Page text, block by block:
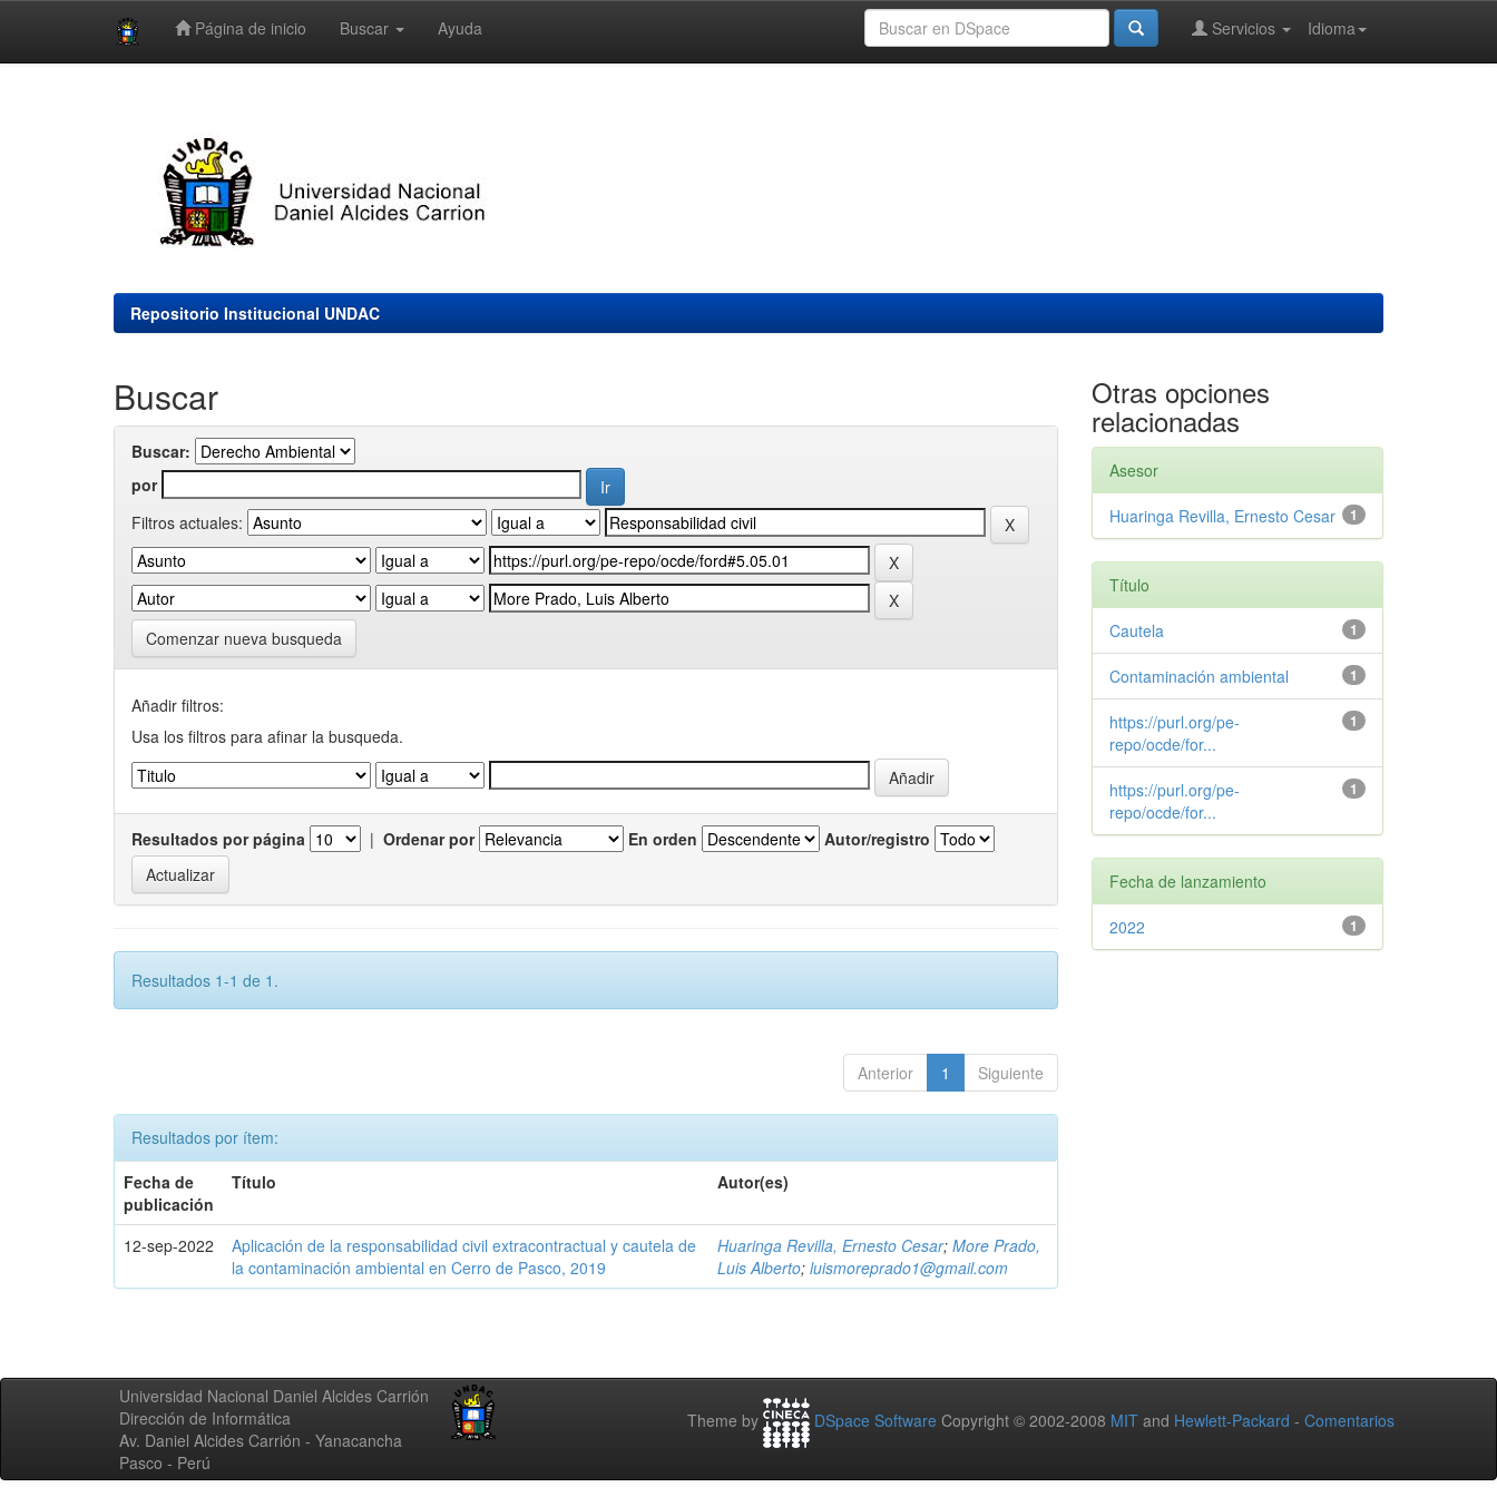
Página de inicio Buscar Ayuda Idioma
Servicios
Repositorio Institucional UNDAC
Buscar
Buscar:
por
Filtros actuales:
Comenzar nueva busqueda
Añadir filtros:
Usa los filtros para afinar la busqueda.
Resultados por página | Ordenar por En orden Autor/registro
Resultados 1-1 de 1.
Anterior 1 Siguiente
Resultados por ítem:
Fecha de
publicación
Título Autor(es)
12-sep-2022
Aplicación de la responsabilidad civil extracontractual y cautela de
la contaminación ambiental en Cerro de Pasco, 2019
Huaringa Revilla, Ernesto Cesar;More Prado,
Luis Alberto;luismoreprado1@gmail.com
Otras opciones
relacionadas
Asesor
1
Huaringa Revilla, Ernesto Cesar
Título
1
Cautela
1
Contaminación ambiental
1
https://purl.org/pe-
repo/ocde/for...
1
https://purl.org/pe-
repo/ocde/for...
Fecha de lanzamiento
1
2022
Universidad Nacional Daniel Alcides Carrión
Dirección de Informática
Av. Daniel Alcides Carrión - Yanacancha
Pasco - Perú
Theme by DSpace Software Copyright © 2002-2008 MIT and Hewlett-Packard - Comentarios